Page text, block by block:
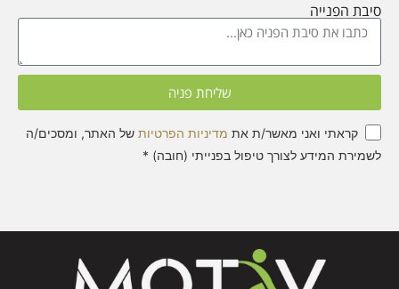
סיבת הפנייה
שליחת פניה
קראתי ואני מאשר/ת את מדיניות הפרטיות של האתר, ומסכים/ה
לשמירת המידע לצורך טיפול בפנייתי (חובה) *